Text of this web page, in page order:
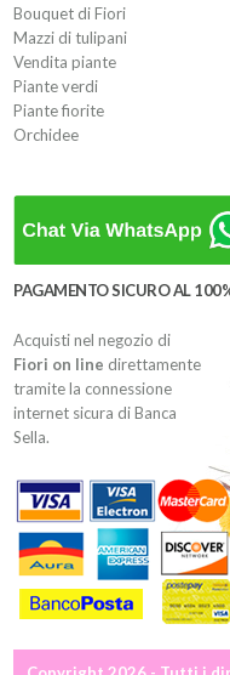
Bouquet di Fiori
Mazzi di tulipani
Vendita piante
Piante verdi
Piante fiorite
Orchidee
PAGAMENTO SICURO AL
Acquisti nel negozio di
Fiori on line direttamente
tramite la connessione
internet sicura di Banca
Sella.